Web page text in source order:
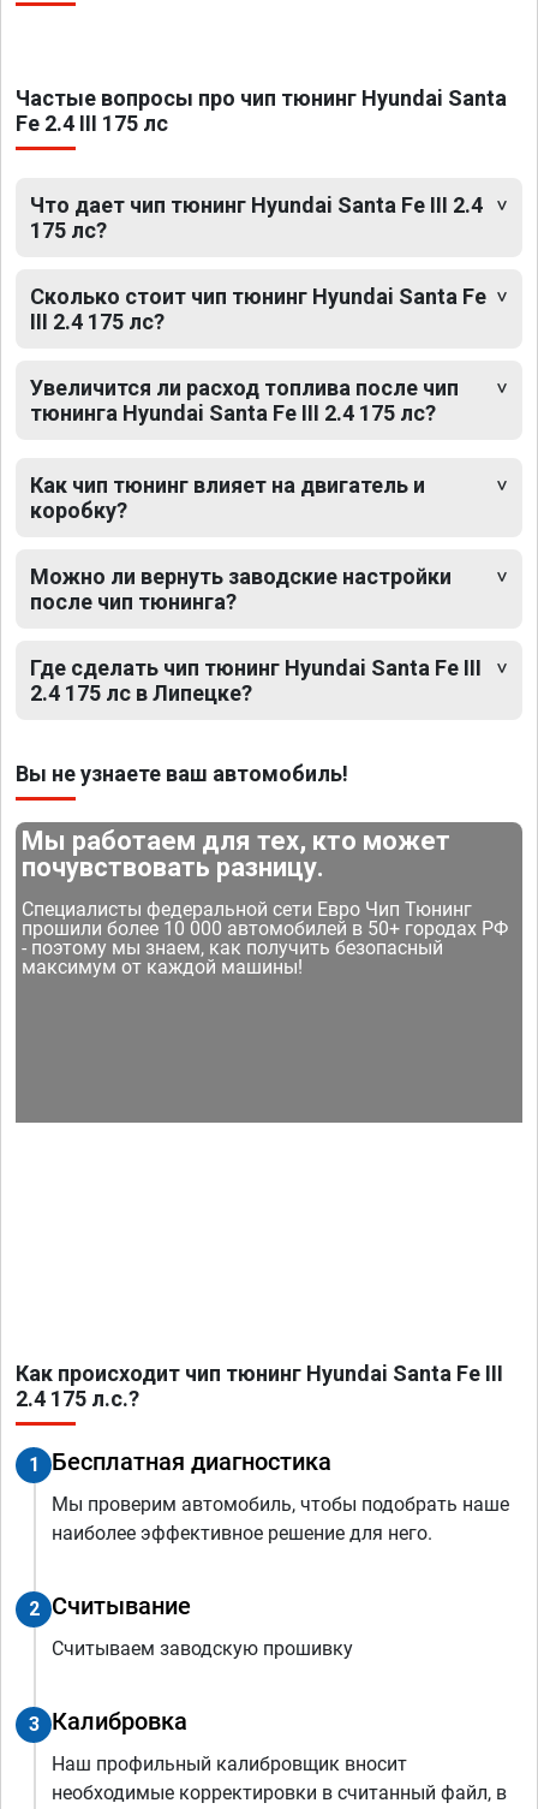
Частые вопросы про чип тюнинг Hyundai Santa
Fe 2.4 III 175 лс
Что дает чип тюнинг Hyundai Santa Fe III 2.4
175 лс?
Сколько стоит чип тюнинг Hyundai Santa Fe
III 2.4 175 лс?
Увеличится ли расход топлива после чип
тюнинга Hyundai Santa Fe III 2.4 175 лс?
Как чип тюнинг влияет на двигатель и
коробку?
Можно ли вернуть заводские настройки
после чип тюнинга?
Где сделать чип тюнинг Hyundai Santa Fe III
2.4 175 лс в Липецке?
Вы не узнаете ваш автомобиль!
Мы работаем для тех, кто может
почувствовать разницу.
Специалисты федеральной сети Евро Чип Тюнинг
прошили более 10 000 автомобилей в 50+ городах РФ
- поэтому мы знаем, как получить безопасный
максимум от каждой машины!
Как происходит чип тюнинг Hyundai Santa Fe III
2.4 175 л.с.?
1 Бесплатная диагностика
Мы проверим автомобиль, чтобы подобрать наше
наиболее эффективное решение для него.
2 Считывание
Считываем заводскую прошивку
3 Калибровка
Наш профильный калибровщик вносит
необходимые корректировки в считанный файл, в